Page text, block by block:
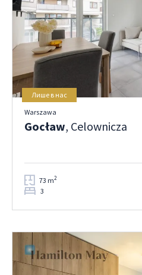
Лише в нас
Warszawa
Gocław, Celownicza
73 m2
3